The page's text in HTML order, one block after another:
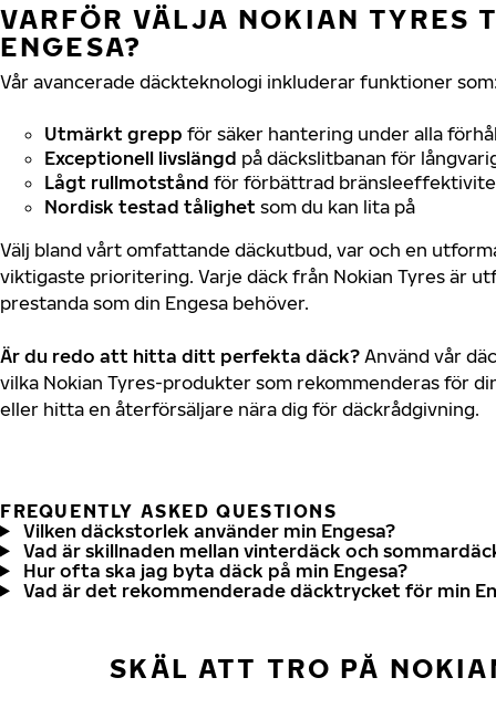
VARFÖR VÄLJA NOKIAN TYRES
ENGESA?
Vår avancerade däckteknologi inkluderar funktioner
Utmärkt grepp för säker hantering under alla
Exceptionell livslängd på däckslitbanan för
Lågt rullmotstånd för förbättrad
Nordisk testad tålighet som du kan lita på
Välj bland vårt omfattande däckutbud, var och en
viktigaste prioritering. Varje däck från Nokian Tyres är
prestanda som din Engesa behöver.
Är du redo att hitta ditt perfekta däck? Använd vår
vilka Nokian Tyres-produkter som rekommenderas för
eller hitta en återförsäljare nära dig för däckrådgivning.
FREQUENTLY ASKED QUESTIONS
Vilken däckstorlek använder min Engesa?
Vad är skillnaden mellan vinterdäck och
Hur ofta ska jag byta däck på min Engesa?
Vad är det rekommenderade däcktrycket för min
SKÄL ATT TRO PÅ